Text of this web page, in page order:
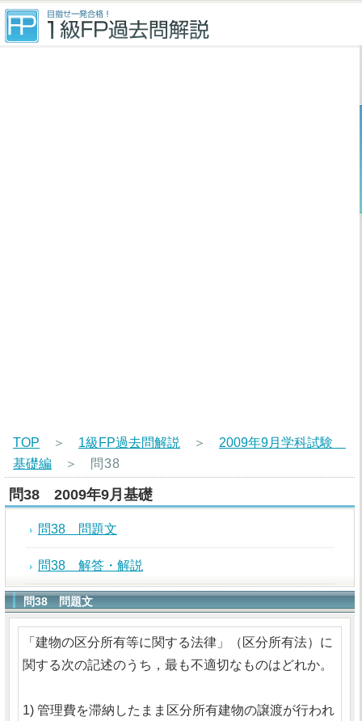
TOP ＞ 1級FP過去問解説 ＞ 2009年9月学科試験
基礎編 ＞ 問38
問38 2009年9月基礎
問38 問題文
問38 解答・解説
問38 問題文
「建物の区分所有等に関する法律」（区分所有法）に
関する次の記述のうち，最も不適切なものはどれか。
1) 管理費を滞納したまま区分所有建物の譲渡が行われ